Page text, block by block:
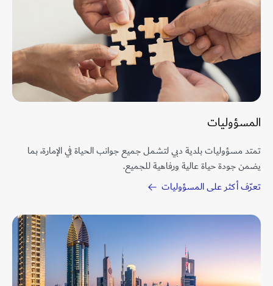
المسؤوليات
تمتد مسؤوليات بلدية دبي لتشمل جميع جوانب الحياة في الإمارة، بما
يضمن جودة حياة عالية ورفاهية للجميع.
تعرّف أكثر على المسؤوليات